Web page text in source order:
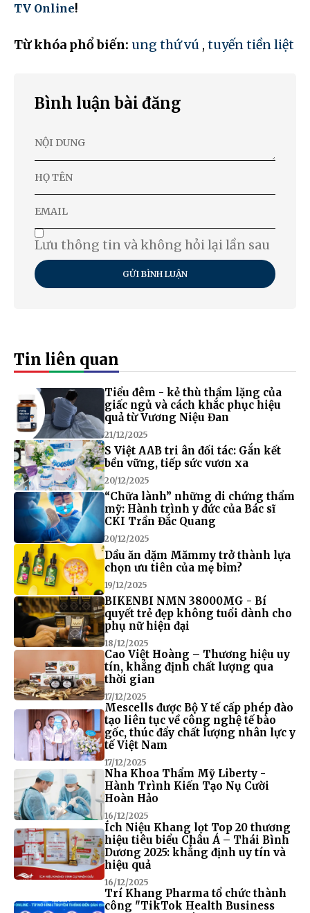
TV Online!
Từ khóa phổ biến: ung thứ vú , tuyến tiền liệt
Bình luận bài đăng
Lưu thông tin và không hỏi lại lần sau
GỬI BÌNH LUẬN
Tin liên quan
Tiểu đêm - kẻ thù thầm lặng của
giấc ngủ và cách khắc phục hiệu
quả từ Vương Niệu Đan
21/12/2025
S Việt AAB tri ân đối tác: Gắn kết
bền vững, tiếp sức vươn xa
20/12/2025
“Chữa lành” những di chứng thẩm
mỹ: Hành trình y đức của Bác sĩ
CKI Trần Đắc Quang
20/12/2025
Dầu ăn dặm Mămmy trở thành lựa
chọn ưu tiên của mẹ bỉm?
19/12/2025
BIKENBI NMN 38000MG - Bí
quyết trẻ đẹp không tuổi dành cho
phụ nữ hiện đại
18/12/2025
Cao Việt Hoàng – Thương hiệu uy
tín, khẳng định chất lượng qua
thời gian
17/12/2025
Mescells được Bộ Y tế cấp phép đào
tạo liên tục về công nghệ tế bào
gốc, thúc đẩy chất lượng nhân lực y
tế Việt Nam
17/12/2025
Nha Khoa Thẩm Mỹ Liberty -
Hành Trình Kiến Tạo Nụ Cười
Hoàn Hảo
16/12/2025
Ích Niệu Khang lọt Top 20 thương
hiệu tiêu biểu Châu Á – Thái Bình
Dương 2025: khẳng định uy tín và
hiệu quả
16/12/2025
Trí Khang Pharma tổ chức thành
công "TikTok Health Business